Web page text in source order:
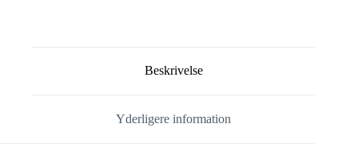
Beskrivelse
Yderligere information